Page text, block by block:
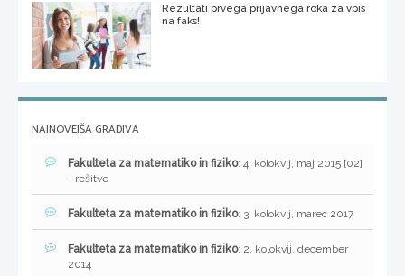
Rezultati prvega prijavnega roka za vpis
na faks!
NAJNOVEJŠA GRADIVA
Fakulteta za matematiko in fiziko: 4. kolokvij, maj 2015 [02]
- rešitve
Fakulteta za matematiko in fiziko: 3. kolokvij, marec 2017
Fakulteta za matematiko in fiziko: 2. kolokvij, december
2014